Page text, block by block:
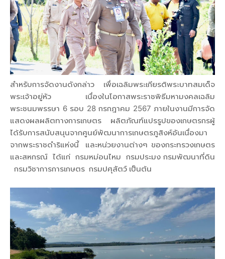
สำหรับการจัดงานดังกล่าว เพื่อเฉลิมพระเกียรติพระบาทสมเด็จ
พระเจ้าอยู่หัว เนื่องในโอกาสพระราชพิธีมหามงคลเฉลิม
พระชนมพรรษา 6 รอบ 28 กรกฎาคม 2567 ภายในงานมีการจัด
แสดงผลผลิตทางการเกษตร ผลิตภัณฑ์แปรรูปของเกษตรกรผู้
ได้รับการสนับสนุนจากศูนย์พัฒนาการเกษตรภูสิงห์อันเนื่องมา
จากพระราชดำริแห่งนี้ และหน่วยงานต่างๆ ของกระทรวงเกษตร
และสหกรณ์ ได้แก่ กรมหม่อนไหม กรมประมง กรมพัฒนาที่ดิน
กรมวิชาการการเกษตร กรมปศุสัตว์ เป็นต้น